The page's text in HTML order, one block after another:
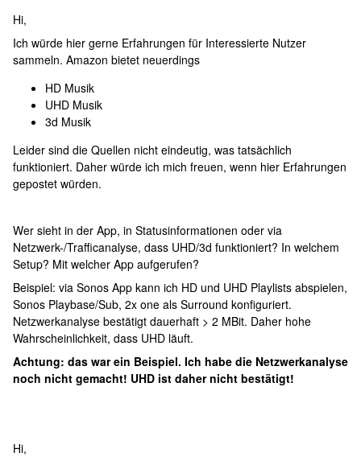
Hi,
Ich würde hier gerne Erfahrungen für Interessierte Nutzer
sammeln. Amazon bietet neuerdings
HD Musik
UHD Musik
3d Musik
Leider sind die Quellen nicht eindeutig, was tatsächlich
funktioniert. Daher würde ich mich freuen, wenn hier Erfahrungen
gepostet würden.
Wer sieht in der App, in Statusinformationen oder via
Netzwerk-/Trafficanalyse, dass UHD/3d funktioniert? In welchem
Setup? Mit welcher App aufgerufen?
Beispiel: via Sonos App kann ich HD und UHD Playlists abspielen,
Sonos Playbase/Sub, 2x one als Surround konfiguriert.
Netzwerkanalyse bestätigt dauerhaft > 2 MBit. Daher hohe
Wahrscheinlichkeit, dass UHD läuft.
Achtung: das war ein Beispiel. Ich habe die Netzwerkanalyse
noch nicht gemacht! UHD ist daher nicht bestätigt!
Hi,